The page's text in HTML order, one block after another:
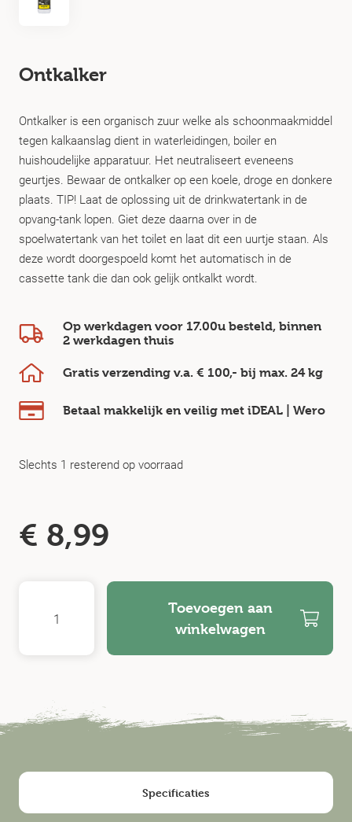
Ontkalker
Ontkalker is een organisch zuur welke als schoonmaakmiddel
tegen kalkaanslag dient in waterleidingen, boiler en
huishoudelijke apparatuur. Het neutraliseert eveneens
geurtjes. Bewaar de ontkalker op een koele, droge en donkere
plaats. TIP! Laat de oplossing uit de drinkwatertank in de
opvang-tank lopen. Giet deze daarna over in de
spoelwatertank van het toilet en laat dit een uurtje staan. Als
deze wordt doorgespoeld komt het automatisch in de
cassette tank die dan ook gelijk ontkalkt wordt.
Op werkdagen voor 17.00u besteld, binnen
2 werkdagen thuis
Gratis verzending v.a. € 100,- bij max. 24 kg
Betaal makkelijk en veilig met iDEAL | Wero
Slechts 1 resterend op voorraad
€ 8,99
Toevoegen aan
winkelwagen
Specificaties